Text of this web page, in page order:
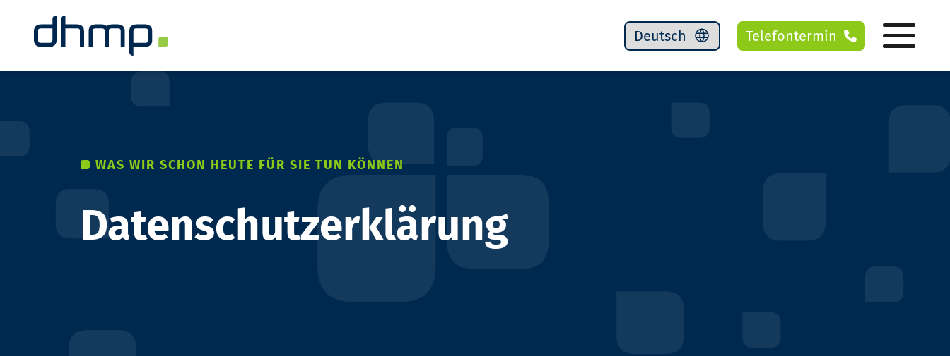
Telefontermin
WAS WIR SCHON HEUTE FÜR SIE TUN KÖNNEN
Datenschutzerklärung